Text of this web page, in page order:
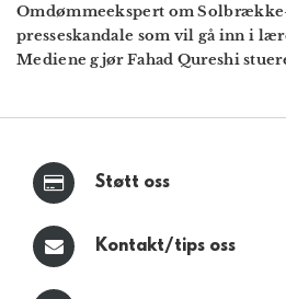
Omdømme­ekspert om
presseskandale som vil gå inn i
Mediene gjør Fahad Qureshi
Støtt oss
Kontakt/tips oss